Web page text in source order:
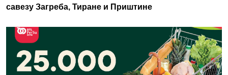
савезу Загреба, Тиране и Приштине